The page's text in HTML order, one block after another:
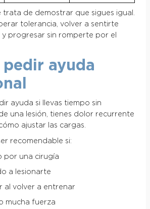
trata de demostrar que sigues igual.
tolerancia, volver a sentirte
progresar sin romperte por el
pedir ayuda
ayuda si llevas tiempo sin
una lesión, tienes dolor recurrente
ajustar las cargas.
recomendable si:
por una cirugía
a lesionarte
al volver a entrenar
mucha fuerza